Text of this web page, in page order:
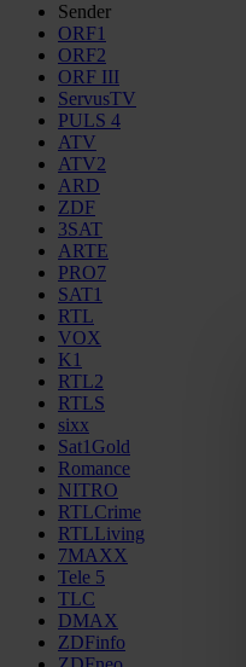
Sender
ORF1
ORF2
ORF III
ServusTV
PULS 4
ATV
ATV2
ARD
ZDF
3SAT
ARTE
PRO7
SAT1
RTL
VOX
K1
RTL2
RTLS
sixx
Sat1Gold
Romance
NITRO
RTLCrime
RTLLiving
7MAXX
Tele 5
TLC
DMAX
ZDFinfo